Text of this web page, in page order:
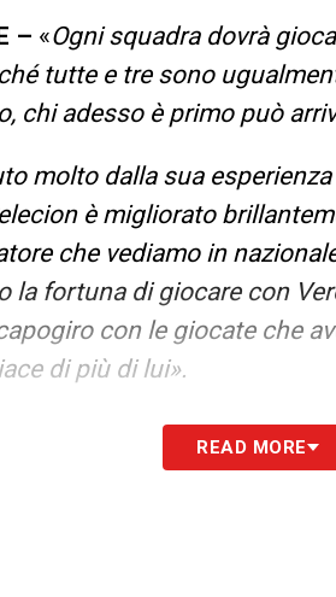
– «Ogni squadra dovrà
tutte e tre sono
chi adesso è primo può
molto dalla sua
è migliorato
che vediamo in
la fortuna di giocare con
con le giocate che
di più di lui».
TOP NEWSREAD MORE